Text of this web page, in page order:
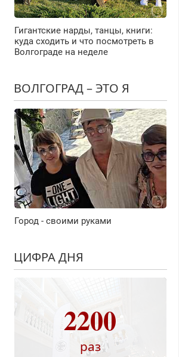
Гигантские нарды, танцы, книги:
куда сходить и что посмотреть в
Волгограде на неделе
ВОЛГОГРАД – ЭТО Я
Город - своими руками
ЦИФРА ДНЯ
2200
раз